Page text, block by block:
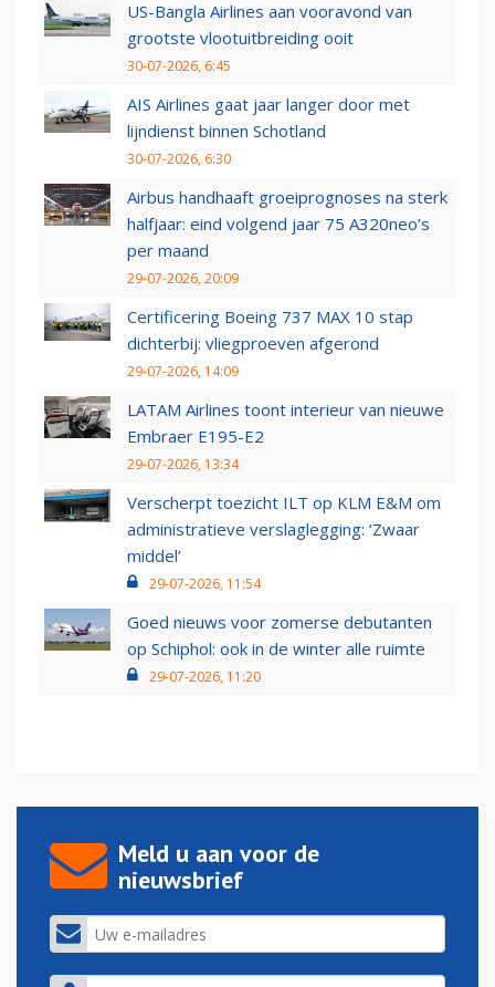
US-Bangla Airlines aan vooravond van
grootste vlootuitbreiding ooit
30-07-2026, 6:45
AIS Airlines gaat jaar langer door met
lijndienst binnen Schotland
30-07-2026, 6:30
Airbus handhaaft groeiprognoses na sterk
halfjaar: eind volgend jaar 75 A320neo’s
per maand
29-07-2026, 20:09
Certificering Boeing 737 MAX 10 stap
dichterbij: vliegproeven afgerond
29-07-2026, 14:09
LATAM Airlines toont interieur van nieuwe
Embraer E195-E2
29-07-2026, 13:34
Verscherpt toezicht ILT op KLM E&M om
administratieve verslaglegging: ‘Zwaar
middel’
29-07-2026, 11:54
Goed nieuws voor zomerse debutanten
op Schiphol: ook in de winter alle ruimte
29-07-2026, 11:20
Meld u aan voor de
nieuwsbrief